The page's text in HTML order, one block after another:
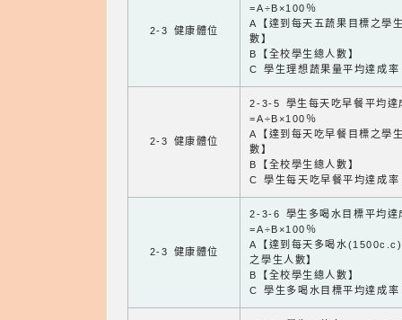
2-3 健康體位
=A÷B×100％
A【達到每天五蔬果目標之學
數】
B【全校學生總人數】
C 學生理想蔬果量平均達成率
2-3 健康體位
2-3-5 學生每天吃早餐平均達
=A÷B×100％
A【達到每天吃早餐目標之學
數】
B【全校學生總人數】
C 學生每天吃早餐平均達成率
2-3 健康體位
2-3-6 學生多喝水目標平均達
=A÷B×100％
A【達到每天多喝水
之學生人數】
B【全校學生總人數】
C 學生多喝水目標平均達成率